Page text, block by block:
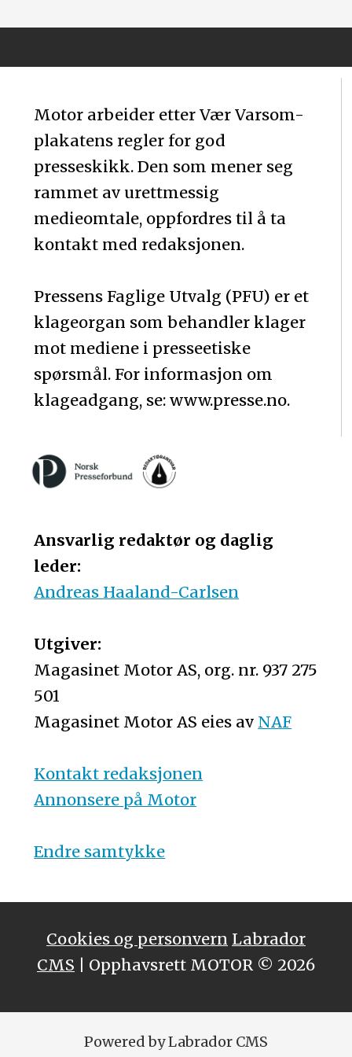
Motor arbeider etter Vær Varsom-
plakatens regler for god
presseskikk. Den som mener seg
rammet av urettmessig
medieomtale, oppfordres til å ta
kontakt med redaksjonen.
Pressens Faglige Utvalg (PFU) er et
klageorgan som behandler klager
mot mediene i presseetiske
spørsmål. For informasjon om
klageadgang, se: www.presse.no.
Ansvarlig redaktør og daglig
leder:
Andreas Haaland-Carlsen
Utgiver:
Magasinet Motor AS, org. nr. 937 275
501
Magasinet Motor AS eies av NAF
Kontakt redaksjonen
Annonsere på Motor
Endre samtykke
Cookies og personvern Labrador
CMS | Opphavsrett MOTOR © 2026
Powered by Labrador CMS